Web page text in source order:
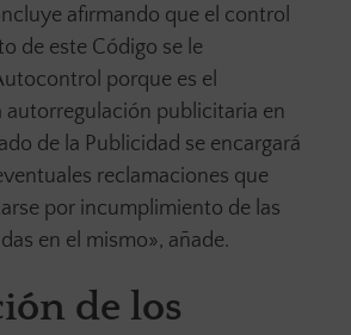
afirmando que el control
de este Código se le
porque es el
autorregulación publicitaria en
de la Publicidad se encargará
reclamaciones que
por incumplimiento de las
en el mismo», añade.
de los